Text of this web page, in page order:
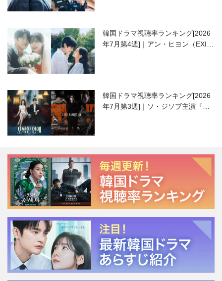
韓国ドラマ視聴率ランキング[2026
年7月第4週]｜アン・ヒヨン（EXID
韓国ドラマ視聴率ランキング[2026
年7月第3週]｜ソ・ジソブ主演『エ